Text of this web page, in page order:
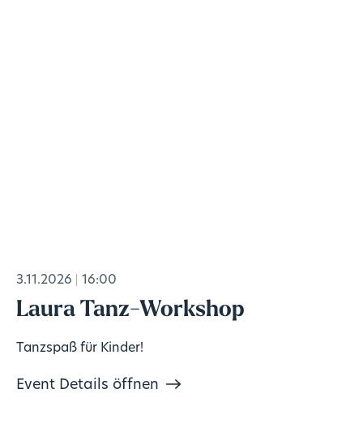
3.11.2026 16:00
Laura Tanz-Workshop
Tanzspaß für Kinder!
Event Details öffnen